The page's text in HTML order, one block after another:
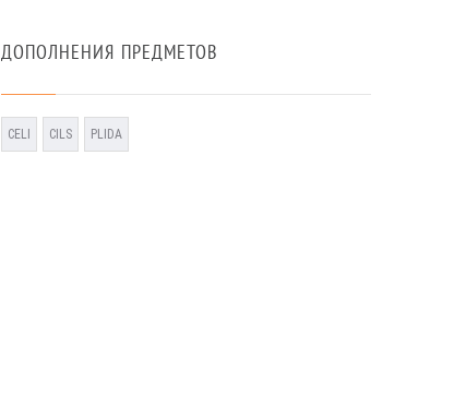
ДОПОЛНЕНИЯ ПРЕДМЕТОВ
CELI CILS PLIDA